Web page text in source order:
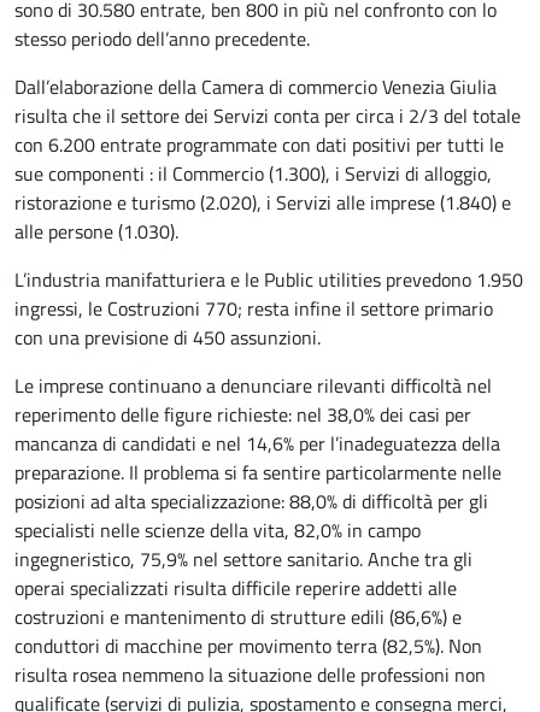
sono di 30.580 entrate, ben 800 in più nel confronto con lo
stesso periodo dell’anno precedente.
Dall’elaborazione della Camera di commercio Venezia Giulia
risulta che il settore dei Servizi conta per circa i 2/3 del totale
con 6.200 entrate programmate con dati positivi per tutti le
sue componenti : il Commercio (1.300), i Servizi di alloggio,
ristorazione e turismo (2.020), i Servizi alle imprese (1.840) e
alle persone (1.030).
L’industria manifatturiera e le Public utilities prevedono 1.950
ingressi, le Costruzioni 770; resta infine il settore primario
con una previsione di 450 assunzioni.
Le imprese continuano a denunciare rilevanti difficoltà nel
reperimento delle figure richieste: nel 38,0% dei casi per
mancanza di candidati e nel 14,6% per l’inadeguatezza della
preparazione. Il problema si fa sentire particolarmente nelle
posizioni ad alta specializzazione: 88,0% di difficoltà per gli
specialisti nelle scienze della vita, 82,0% in campo
ingegneristico, 75,9% nel settore sanitario. Anche tra gli
operai specializzati risulta difficile reperire addetti alle
costruzioni e mantenimento di strutture edili (86,6%) e
conduttori di macchine per movimento terra (82,5%). Non
risulta rosea nemmeno la situazione delle professioni non
qualificate (servizi di pulizia, spostamento e consegna merci,